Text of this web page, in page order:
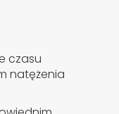
czasu
natężenia